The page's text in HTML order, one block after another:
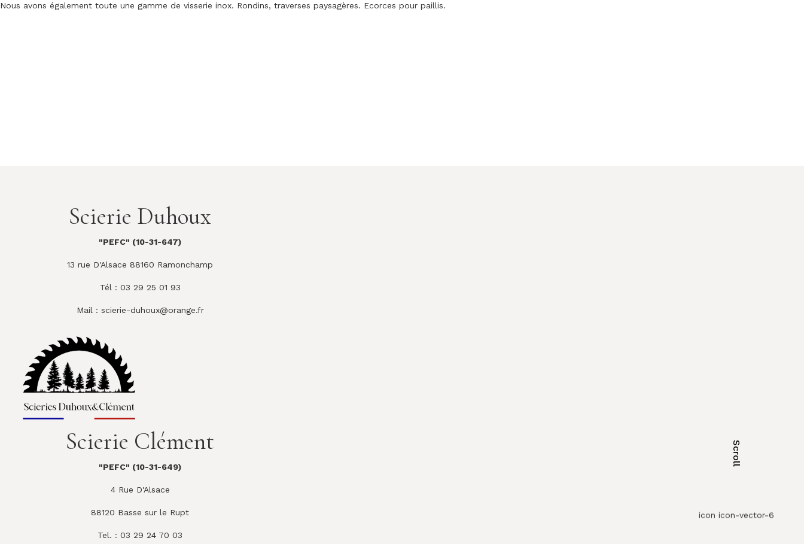
Scroll
icon icon-vector-6
Nous avons également toute une gamme de visserie inox. Rondins, traverses paysagères. Ecorces pour paillis.
Scierie Duhoux
"PEFC" (10-31-647)
13 rue D'Alsace 88160 Ramonchamp
Tél : 03 29 25 01 93
Mail : scierie-duhoux@orange.fr
Scierie Clément
"PEFC" (10-31-649)
4 Rue D'Alsace
88120 Basse sur le Rupt
Tel. : 03 29 24 70 03